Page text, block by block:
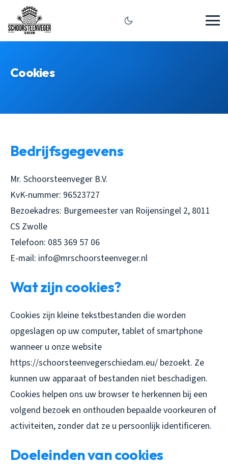
Cookies
Bedrijfsgegevens
Mr. Schoorsteenveger B.V.
KvK-nummer: 96523727
Bezoekadres: Burgemeester van Roijensingel 2, 8011
CS Zwolle
Telefoon: 085 369 57 06
E-mail: info@mrschoorsteenveger.nl
Wat zijn cookies?
Cookies zijn kleine tekstbestanden die worden
opgeslagen op uw computer, tablet of smartphone
wanneer u onze website
https://schoorsteenvegerschiedam.eu/ bezoekt. Ze
kunnen uw apparaat of bestanden niet beschadigen.
Cookies helpen ons uw browser te herkennen bij een
volgend bezoek en onthouden bepaalde voorkeuren of
activiteiten, zonder dat ze u persoonlijk identificeren.
Doeleinden van cookies